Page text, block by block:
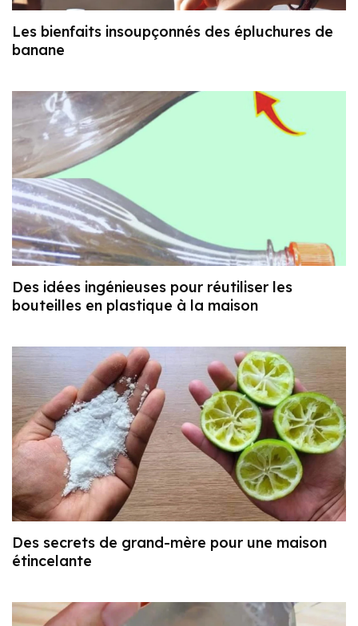
Les bienfaits insoupçonnés des épluchures de
banane
Des idées ingénieuses pour réutiliser les
bouteilles en plastique à la maison
Des secrets de grand-mère pour une maison
étincelante